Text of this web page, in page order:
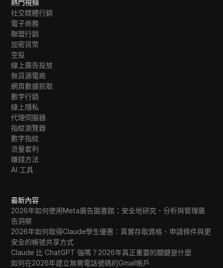
熱門視頻
社交媒體行銷
電子商務
聯盟行銷
加密貨幣
空投
線上廣告投放
無貨源電商
網頁數據抓取
數字行銷
線上隱私
代理伺服器
指紋瀏覽器
數字指紋
流量套利
賺錢方法
AI 工具
最新內容
2026年如何使用Meta廣告圖書館：安全地研究、分析與管理廣
告洞察
2026年如何取得Claude學生優惠：真實存取資格、申請條件與更
安全的帳號共享方式
Claude 比 ChatGPT 強嗎？2026年真正重要的關鍵是什麼
如何在2026年建立無需電話號碼的Gmail帳戶